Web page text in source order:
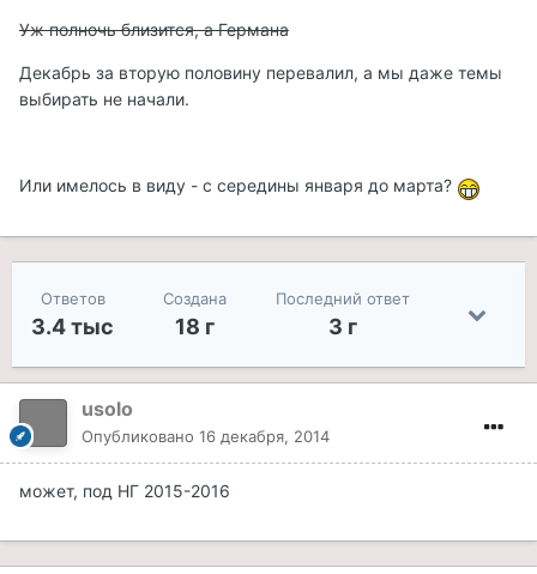
Уж полночь близится, а Германа
Декабрь за вторую половину перевалил, а мы даже темы
выбирать не начали.
Или имелось в виду - с середины января до марта?
Ответов
3.4 тыс
Создана
18 г
Последний ответ
3 г
usolo
Опубликовано 16 декабря, 2014
может, под НГ 2015-2016